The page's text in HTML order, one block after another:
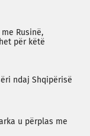
Rusinë,
për këtë
ndaj Shqipërisë
u përplas me